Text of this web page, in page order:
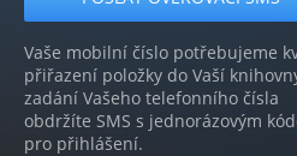
Vaše mobilní číslo potřebujeme
přiřazení položky do Vaší
zadání Vašeho telefonního čísla
obdržíte SMS s jednorázovým
pro přihlášení.